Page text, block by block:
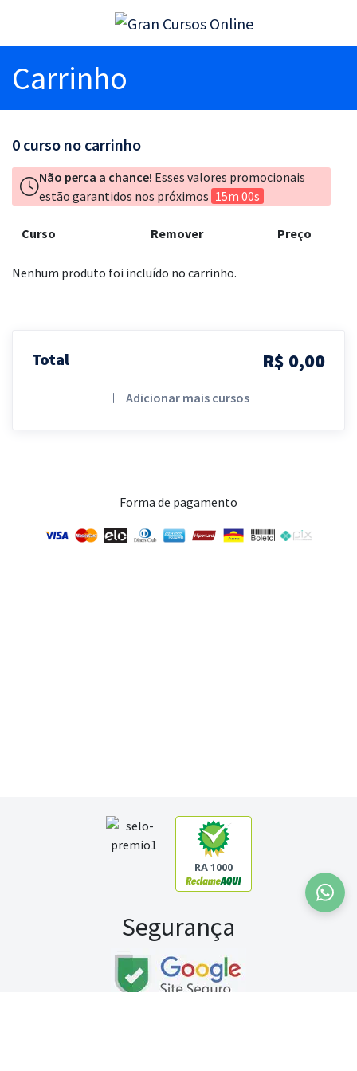
Carrinho
0 curso no carrinho
Não perca a chance! Esses valores promocionais
estão garantidos nos próximos 15m 00s
Curso Remover Preço
Nenhum produto foi incluído no carrinho.
Total R$ 0,00
Adicionar mais cursos
Forma de pagamento
RA 1000
Segurança